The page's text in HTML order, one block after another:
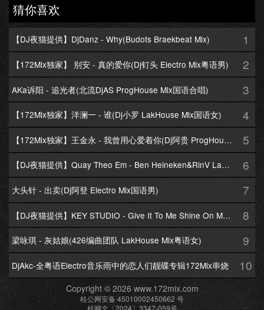
猜你喜欢
【DJ夜猫提供】DjDanz - Why(Budots Braekbeat Mix) 1
【172Mix独家】 别安 - 真的爱你(Dj钉头 Electro Mix粤语男) 2
AKa诉阳 - 追光者(北流DjAS ProgHouse Mix国语合唱) 3
【172Mix独家】洋澜一 - 谁(Dj小罗 LakHouse Mix国语女) 4
【172Mix独家】王金永 - 我曾用心爱着你(Dj阿贵 ProgHouse Mix国语男) 5
【DJ夜猫提供】Quay Theo Em - Ben Heineken&RinV LakHouse Mix 6
大头针 - 出卖(Dj阿登 Electro Mix国语男) 7
【DJ夜猫提供】KEY STUDIO - Give It To Me Shine On Me By Lambo Thea 8
梁咏琪 - 灰姑娘(426编曲团队 LakHouse Mix粤语女) 9
DjAkc-全粤语Electro音乐雨中的恋人们靓碟专辑172Mix串烧 10
Copyright © 2026 www.172mix.com
桂公网安备 45010002450662 号
桂网文〔2024〕3347-059号